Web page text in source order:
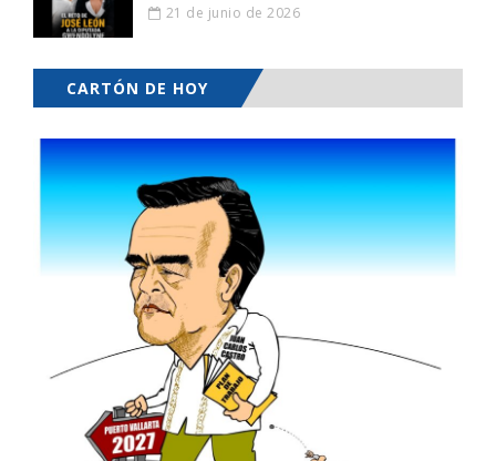
21 de junio de 2026
CARTÓN DE HOY